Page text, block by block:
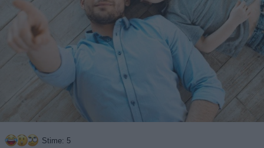
Stime: 5